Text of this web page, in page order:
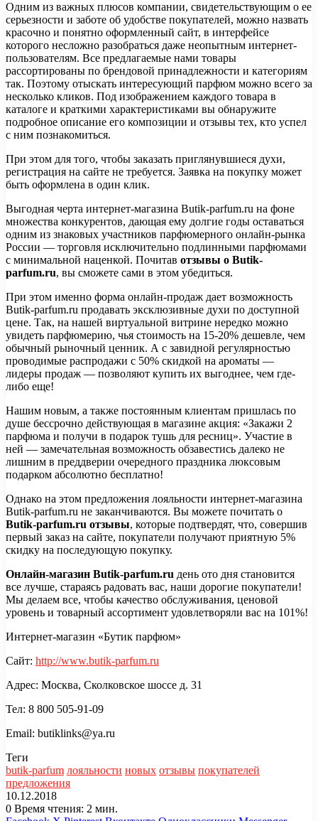
Одним из важных плюсов компании, свидетельствующим о ее
серьезности и заботе об удобстве покупателей, можно назвать
красочно и понятно оформленный сайт, в интерфейсе
которого несложно разобраться даже неопытным интернет-
пользователям. Все предлагаемые нами товары
рассортированы по брендовой принадлежности и категориям
так. Поэтому отыскать интересующий парфюм можно всего за
несколько кликов. Под изображением каждого товара в
каталоге и краткими характеристиками вы обнаружите
подробное описание его композиции и отзывы тех, кто успел
с ним познакомиться.
При этом для того, чтобы заказать приглянувшиеся духи,
регистрация на сайте не требуется. Заявка на покупку может
быть оформлена в один клик.
Выгодная черта интернет-магазина Butik-parfum.ru на фоне
множества конкурентов, дающая ему долгие годы оставаться
одним из знаковых участников парфюмерного онлайн-рынка
России — торговля исключительно подлинными парфюмами
с минимальной наценкой. Почитав отзывы о Butik-
parfum.ru, вы сможете сами в этом убедиться.
При этом именно форма онлайн-продаж дает возможность
Butik-parfum.ru продавать эксклюзивные духи по доступной
цене. Так, на нашей виртуальной витрине нередко можно
увидеть парфюмерию, чья стоимость на 15-20% дешевле, чем
обычный рыночный ценник. А с завидной регулярностью
проводимые распродажи с 50% скидкой на ароматы —
лидеры продаж — позволяют купить их выгоднее, чем где-
либо еще!
Нашим новым, а также постоянным клиентам пришлась по
душе бессрочно действующая в магазине акция: «Закажи 2
парфюма и получи в подарок тушь для ресниц». Участие в
ней — замечательная возможность обзавестись далеко не
лишним в преддверии очередного праздника люксовым
подарком абсолютно бесплатно!
Однако на этом предложения лояльности интернет-магазина
Butik-parfum.ru не заканчиваются. Вы можете почитать о
Butik-parfum.ru отзывы, которые подтвердят, что, совершив
первый заказ на сайте, покупатели получают приятную 5%
скидку на последующую покупку.
Онлайн-магазин Butik-parfum.ru день ото дня становится
все лучше, стараясь радовать вас, наши дорогие покупатели!
Мы делаем все, чтобы качество обслуживания, ценовой
уровень и товарный ассортимент удовлетворяли вас на 101%!
Интернет-магазин «Бутик парфюм»
Сайт: http://www.butik-parfum.ru
Адрес: Москва, Сколковское шоссе д. 31
Тел: 8 800 505-91-09
Email: butiklinks@ya.ru
Теги
butik-parfum лояльности новых отзывы покупателей
предложения
10.12.2018
0 Время чтения: 2 мин.